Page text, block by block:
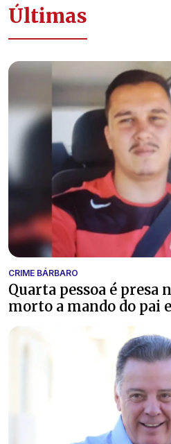
Últimas
CRIME BÁRBARO
Quarta pessoa é presa
morto a mando do pai